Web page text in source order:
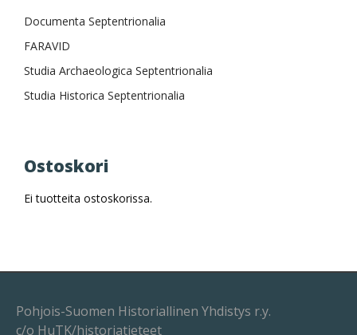
Documenta Septentrionalia
FARAVID
Studia Archaeologica Septentrionalia
Studia Historica Septentrionalia
Ostoskori
Ei tuotteita ostoskorissa.
Pohjois-Suomen Historiallinen Yhdistys r.y.
c/o HuTK/historiatieteet